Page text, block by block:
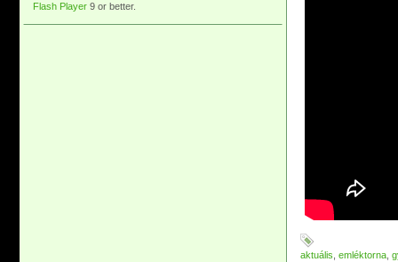
aktuális emléktorna
Flash Player 9 or better.